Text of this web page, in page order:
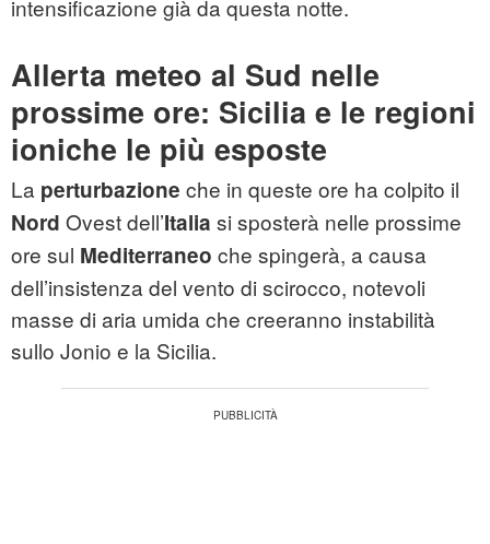
intensificazione già da questa notte.
Allerta meteo al Sud nelle
prossime ore: Sicilia e le regioni
ioniche le più esposte
La perturbazione che in queste ore ha colpito il
Nord Ovest dell’Italia si sposterà nelle prossime
ore sul Mediterraneo che spingerà, a causa
dell’insistenza del vento di scirocco, notevoli
masse di aria umida che creeranno instabilità
sullo Jonio e la Sicilia.